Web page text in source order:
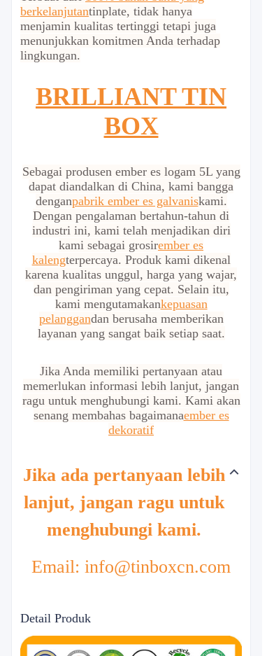
berkelanjutantinplate, tidak hanya
menjamin kualitas tertinggi tetapi juga
menunjukkan komitmen Anda terhadap
lingkungan.
BRILLIANT TIN
BOX
Sebagai produsen ember es logam 5L yang
dapat diandalkan di China, kami bangga
denganpabrik ember es galvaniskami.
Dengan pengalaman bertahun-tahun di
industri ini, kami telah menjadikan diri
kami sebagai grosirember es
kalengterpercaya. Produk kami dikenal
karena kualitas unggul, harga yang wajar,
dan pengiriman yang cepat. Selain itu,
kami mengutamakankepuasan
pelanggandan berusaha memberikan
layanan yang sangat baik setiap saat.
Jika Anda memiliki pertanyaan atau
memerlukan informasi lebih lanjut, jangan
ragu untuk menghubungi kami. Kami akan
senang membahas bagaimanaember es
dekoratif
Jika ada pertanyaan lebih
lanjut, jangan ragu untuk
menghubungi kami.
Email: info@tinboxcn.com
Detail Produk